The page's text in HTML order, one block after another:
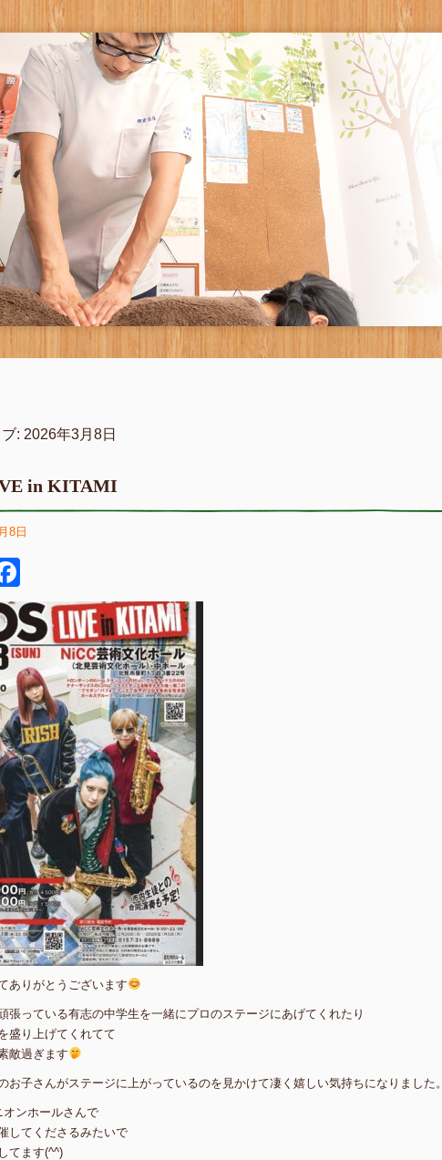
: 2026年3月8日
in KITAMI
8日
ありがとうございます
張っている有志の中学生を一緒にプロのステージにあげてくれたり
盛り上げてくれてて
敵過ぎます
お子さんがステージに上がっているのを見かけて凄く嬉しい気持ちになりました。
ンホールさんで
してくださるみたいで
てます(^^)